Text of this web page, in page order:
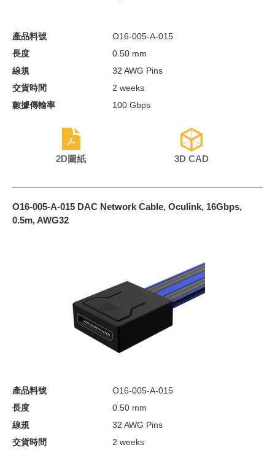
產品料號
O16-005-A-015
長度
0.50 mm
線規
32 AWG Pins
交貨時間
2 weeks
數據傳輸率
100 Gbps
2D圖紙 3D CAD
O16-005-A-015 DAC Network Cable, Oculink, 16Gbps,
0.5m, AWG32
產品料號
O16-005-A-015
長度
0.50 mm
線規
32 AWG Pins
交貨時間
2 weeks